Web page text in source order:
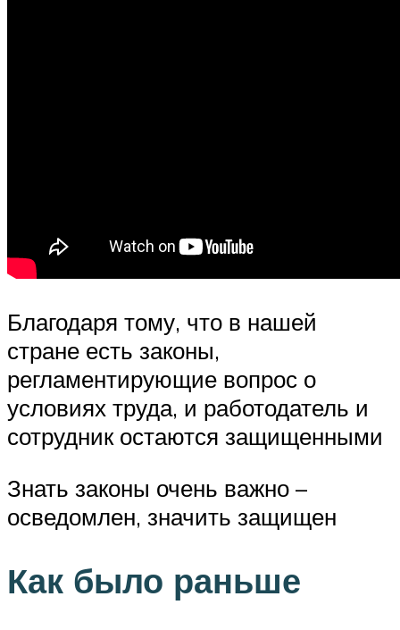
Благодаря тому, что в нашей
стране есть законы,
регламентирующие вопрос о
условиях труда, и работодатель и
сотрудник остаются защищенными
Знать законы очень важно –
осведомлен, значить защищен
Как было раньше